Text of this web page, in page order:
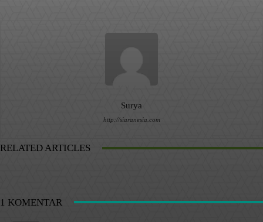
Surya
http://siaranesia.com
RELATED ARTICLES
1 KOMENTAR